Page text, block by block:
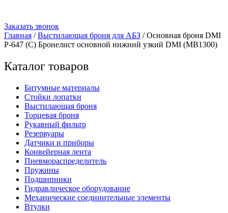
Заказать звонок
Главная /Выстилающая броня для АБЗ / Основная броня DMI
Р-647 (C) Бронелист основной нижний узкий DMI (MB1300)
Каталог товаров
Битумные материалы
Стойки лопатки
Выстилающая броня
Торцевая броня
Рукавный фильтр
Резервуары
Датчики и приборы
Конвейерная лента
Пневмораспределитель
Пружины
Подшипники
Гидравлическое оборудование
Механические соединительные элементы
Втулки